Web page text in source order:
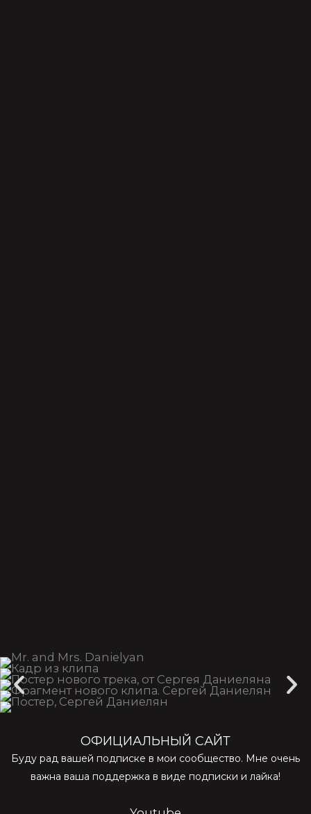
ОФИЦИАЛЬНЫЙ САЙТ
Буду рад вашей подписке в мои сообщество. Мне очень
важна ваша поддержка в виде подписки и лайка!